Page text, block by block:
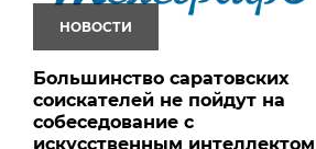
НОВОСТИ
Большинство саратовских
соискателей не пойдут на
собеседование с
искусственным интеллектом